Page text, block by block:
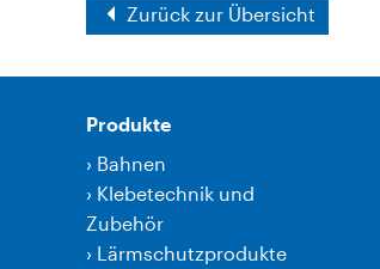
Zurück zur Übersicht
Produkte
› Bahnen
› Klebetechnik und
Zubehör
› Lärmschutzprodukte